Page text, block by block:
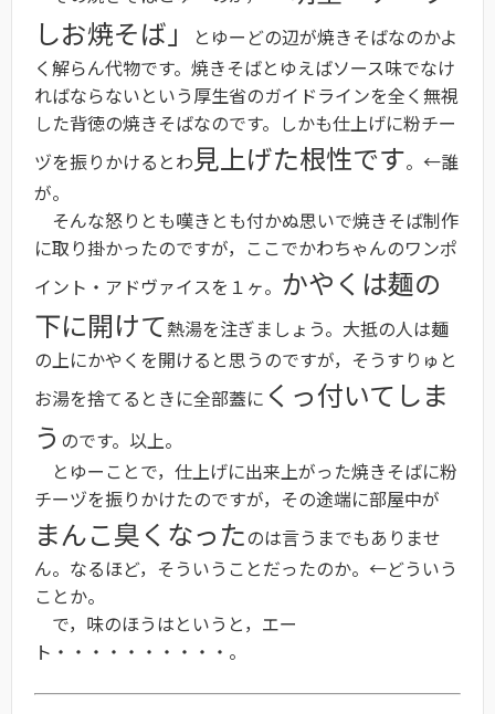
しお焼そば」
とゆーどの辺が焼きそばなのかよ
く解らん代物です。焼きそばとゆえばソース味でなけ
ればならないという厚生省のガイドラインを全く無視
した背徳の焼きそばなのです。しかも仕上げに粉チー
ヅを振りかけるとわ 見上げた根性です。←誰
が。
そんな怒りとも嘆きとも付かぬ思いで焼きそば制作
に取り掛かったのですが，ここでかわちゃんのワンポ
イント・アドヴァイスを１ヶ。 かやくは麺の
下に開けて熱湯を注ぎましょう。大抵の人は麺
の上にかやくを開けると思うのですが，そうすりゅと
お湯を捨てるときに全部蓋に くっ付いてしま
う のです。以上。
とゆーことで，仕上げに出来上がった焼きそばに粉
チーヅを振りかけたのですが，その途端に部屋中が
まんこ臭くなったのは言うまでもありませ
ん。なるほど，そういうことだったのか。←どういう
ことか。
で，味のほうはというと，エー
ト・・・・・・・・・・。